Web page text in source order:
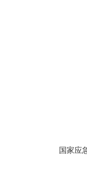
国家应